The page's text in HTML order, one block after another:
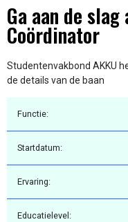
Ga aan de
Coördinator
Studentenvakbond AKKU
de details van de baan
Functie:
Startdatum:
Ervaring:
Educatielevel: